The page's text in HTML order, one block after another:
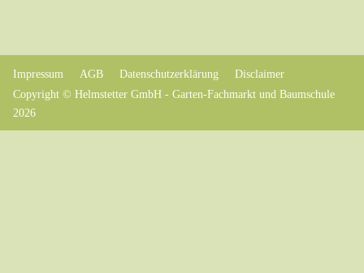
Impressum AGB Datenschutzerklärung
Disclaimer
Copyright © Helmstetter GmbH - Garten-Fachmarkt und Baumschule
2026